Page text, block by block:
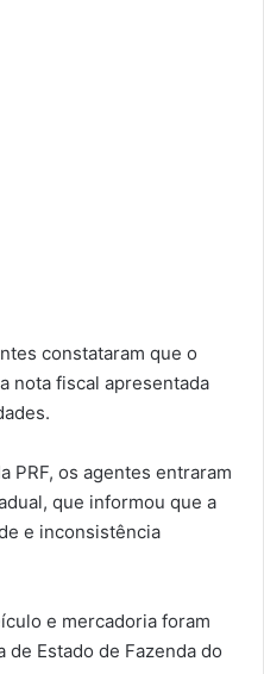
constataram que o
nota fiscal apresentada
PRF, os agentes entraram
que informou que a
e inconsistência
e mercadoria foram
Estado de Fazenda do